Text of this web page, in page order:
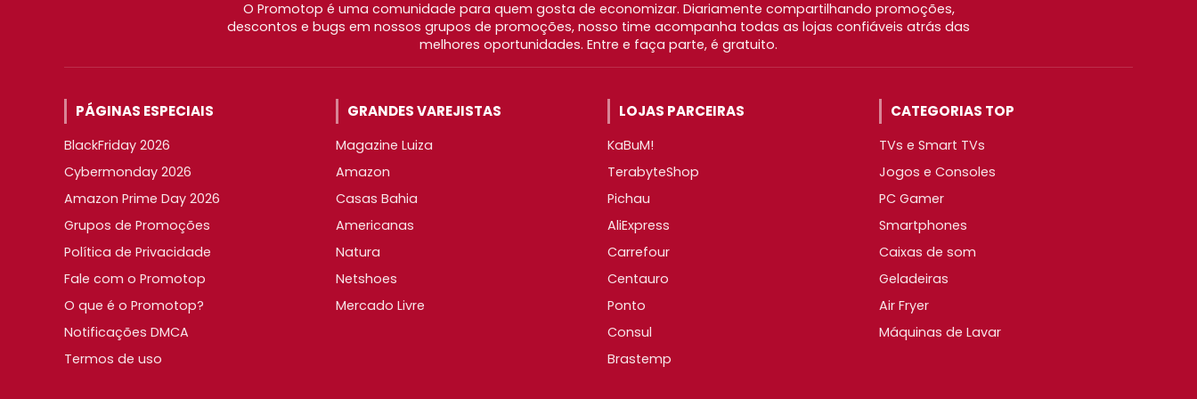
O Promotop é uma comunidade para quem gosta de economizar. Diariamente compartilhando promoções,
descontos e bugs em nossos grupos de promoções, nosso time acompanha todas as lojas confiáveis atrás das
melhores oportunidades. Entre e faça parte, é gratuito.
PÁGINAS ESPECIAIS
BlackFriday 2026
Cybermonday 2026
Amazon Prime Day 2026
Grupos de Promoções
Política de Privacidade
Fale com o Promotop
O que é o Promotop?
Notificações DMCA
Termos de uso
GRANDES VAREJISTAS
Magazine Luiza
Amazon
Casas Bahia
Americanas
Natura
Netshoes
Mercado Livre
LOJAS PARCEIRAS
KaBuM!
TerabyteShop
Pichau
AliExpress
Carrefour
Centauro
Ponto
Consul
Brastemp
CATEGORIAS TOP
TVs e Smart TVs
Jogos e Consoles
PC Gamer
Smartphones
Caixas de som
Geladeiras
Air Fryer
Máquinas de Lavar